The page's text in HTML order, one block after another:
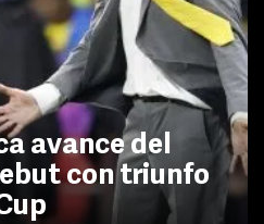
avance del
con triunfo